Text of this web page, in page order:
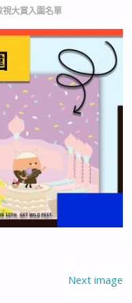
視大賞入圍名單
Next image